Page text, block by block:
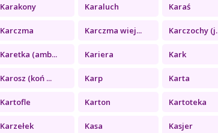
Karakony Karaluch Karaś
Karczma Karczma wiej... Karczochy
Karetka (amb... Kariera Kark
Karosz (koń ... Karp Karta
Kartofle Karton Kartoteka
Karzełek Kasa Kasjer